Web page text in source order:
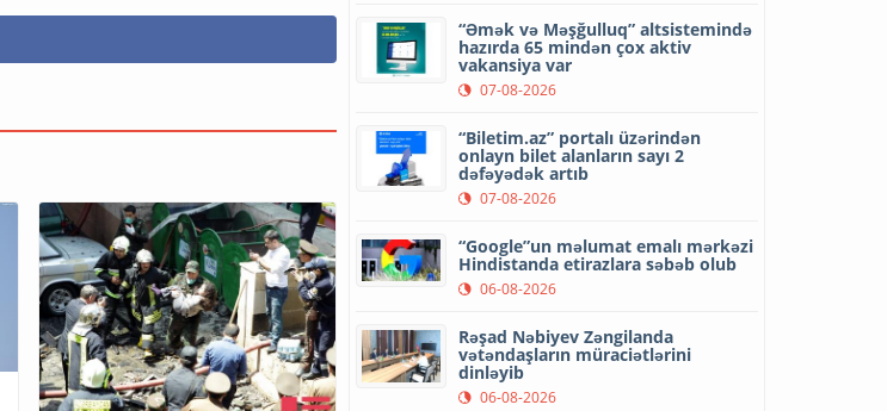
“Əmək və Məşğulluq” altsistemində
hazırda 65 mindən çox aktiv
vakansiya var
07-08-2026
“Biletim.az” portalı üzərindən
onlayn bilet alanların sayı 2
dəfəyədək artıb
07-08-2026
“Google”un məlumat emalı mərkəzi
Hindistanda etirazlara səbəb olub
06-08-2026
Rəşad Nəbiyev Zəngilanda
vətəndaşların müraciətlərini
dinləyib
06-08-2026